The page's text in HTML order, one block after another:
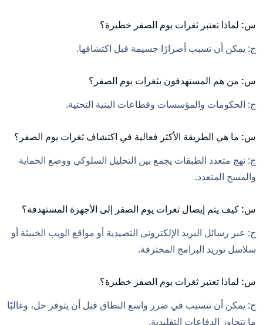
س: لماذا تعتبر ثغرات يوم الصفر خطيرة؟
ج: يمكن أن تسبب أضرارًا جسيمة قبل اكتشافها.
س: من هم المستهدفون بثغرات يوم الصفر؟
ج: الحكومات والمؤسسات وقطاعات البنية التحتية.
س: ما هي الطريقة الأكثر فعالية في اكتشاف ثغرات يوم الصفر؟
ج: نهج متعدد الطبقات يجمع بين التحليل السلوكي ووضع الحماية
والمسح المتعدد.
س: كيف يتم إيصال ثغرات يوم الصفر إلى الأجهزة المستهدفة؟
ج: عبر رسائل البريد الإلكتروني التصيدية أو مواقع الويب الخبيثة أو
سلاسل توريد البرامج المخترقة.
س: لماذا تعتبر ثغرات يوم الصفر خطيرة؟
ج: يمكن أن تتسبب في ضرر واسع النطاق قبل أن يتوفر حل، وغالبًا
ما تتجاوز الدفاعات التقليدية.